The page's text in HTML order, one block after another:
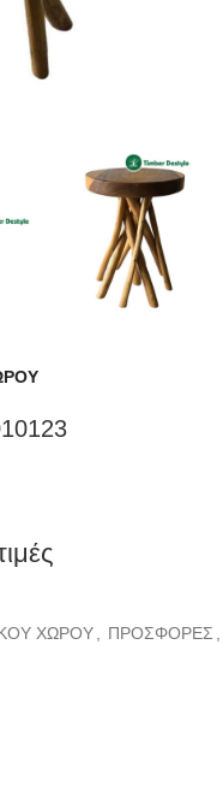
ΧΩΡΟΥ, ΠΡΟΣΦΟΡΕΣ ,